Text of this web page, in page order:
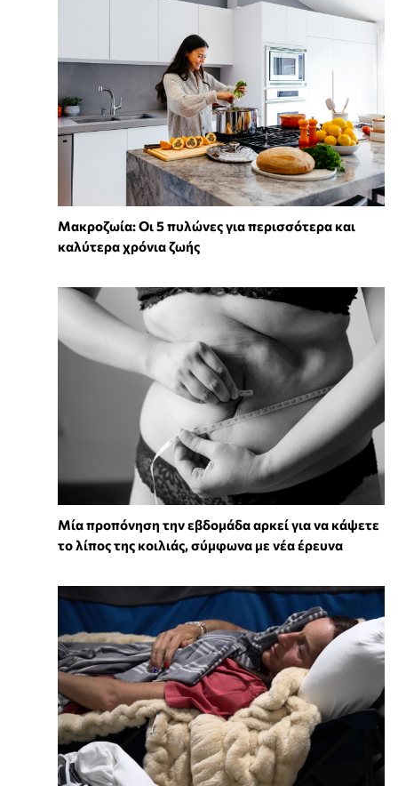
Mακροζωία: Οι 5 πυλώνες για περισσότερα και
καλύτερα χρόνια ζωής
Μία προπόνηση την εβδομάδα αρκεί για να κάψετε
το λίπος της κοιλιάς, σύμφωνα με νέα έρευνα